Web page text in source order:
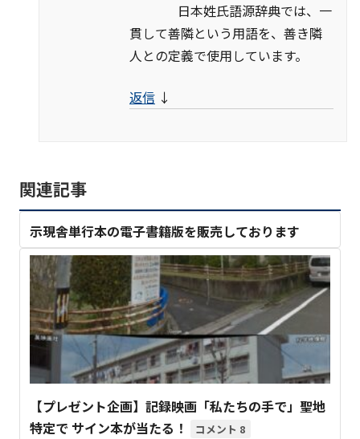
日本姓氏語源辞典では、一
貫して善隣という用語を、善き隣
人との定義で使用しています。
返信 ↓
関連記事
示現舎単行本の電子書籍版を販売しております
【プレゼント企画】記録映画「私たちの手で」聖地
特定で サイン本が当たる！
8